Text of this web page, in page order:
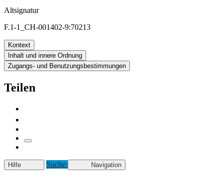
Altsignatur
F.1-1_CH-001402-9:70213
Kontext
Inhalt und innere Ordnung
Zugangs- und Benutzungsbestimmungen
Teilen
Hilfe Suche Navigation